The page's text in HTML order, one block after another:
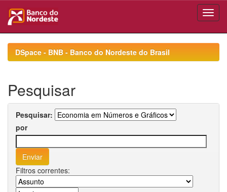
navigationDSpace - BNB - Banco do Nordeste do Brasil
Pesquisar
Pesquisar:
por
Filtros correntes: